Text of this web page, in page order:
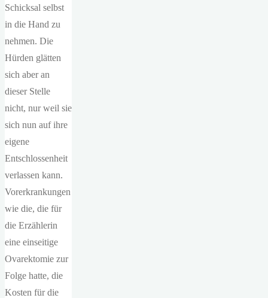
Schicksal selbst
in die Hand zu
nehmen. Die
Hürden glätten
sich aber an
dieser Stelle
nicht, nur weil sie
sich nun auf ihre
eigene
Entschlossenheit
verlassen kann.
Vorerkrankungen
wie die, die für
die Erzählerin
eine einseitige
Ovarektomie zur
Folge hatte, die
Kosten für die